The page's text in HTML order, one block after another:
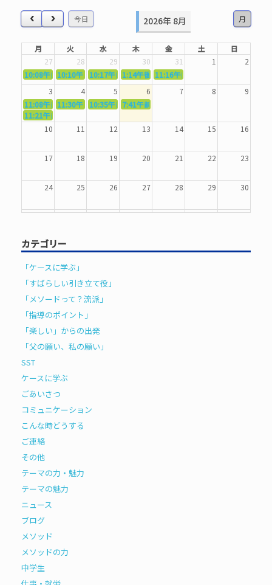
今日 月
2026年 8月
月 火 水 木 金 土
日
27
28 29 30 31 1
2
10:08午前
5362．～国語力を〜
10:10午前5363．～自信を〜
10:17午前 5364．～信じて待つ〜
1:14午後 5365．～計画的に〜
11:16午前
3
4 5 6 7 8
9
11:08午前
5367．～機能を育てる〜
11:30午前5369．～歌唱造形〜
10:35午前 5370．～バランスを〜
7:41午前
11:21午前
10
11 12 13 14 15 16
17 18 19 20 21 22 23
24 25 26 27 28 29 30
31 1 2 3 4 5 6
カテゴリー
「ケースに学ぶ」
「すばらしい引き立て役」
「メソードって？流派」
「指導のポイント」
「楽しい」からの出発
「父の願い、私の願い」
SST
ケースに学ぶ
ごあいさつ
コミュニケーション
こんな時どうする
ご連絡
その他
テーマの力・魅力
テーマの魅力
ニュース
ブログ
メソッド
メソッドの力
中学生